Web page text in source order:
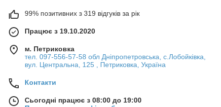
99% позитивних з 319 відгуків за рік
Працює з 19.10.2020
м. Петриковка
тел. 097-556-57-58 обл Дніпропетровська, с.Лобойківка,
вул. Центральна, 125 , Петриковка, Україна
Контакти
Сьогодні працює з 08:00 до 19:00